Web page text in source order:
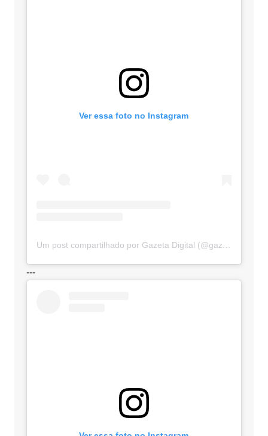
Ver essa foto no Instagram
Um post compartilhado por Gazeta Digital (@gazetadigital)
---